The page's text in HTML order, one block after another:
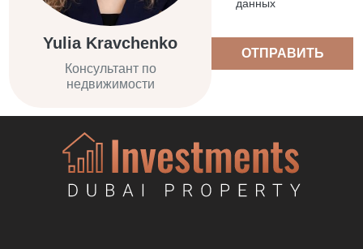
Yulia Kravchenko
Консультант по
недвижимости
данных
ОТПРАВИТЬ